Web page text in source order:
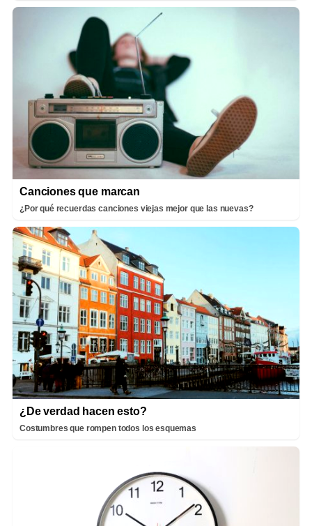
Canciones que marcan
¿Por qué recuerdas canciones viejas mejor que las nuevas?
¿De verdad hacen esto?
Costumbres que rompen todos los esquemas